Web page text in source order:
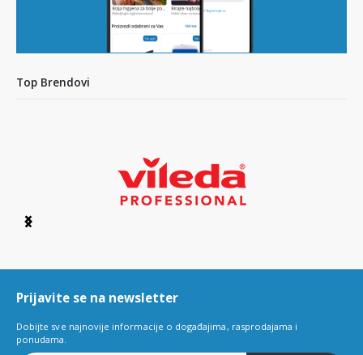
Top Brendovi
Item
6
Prijavite se na newsletter
Dobijte sve najnovije informacije o događajima, rasprodajama i
ponudama.